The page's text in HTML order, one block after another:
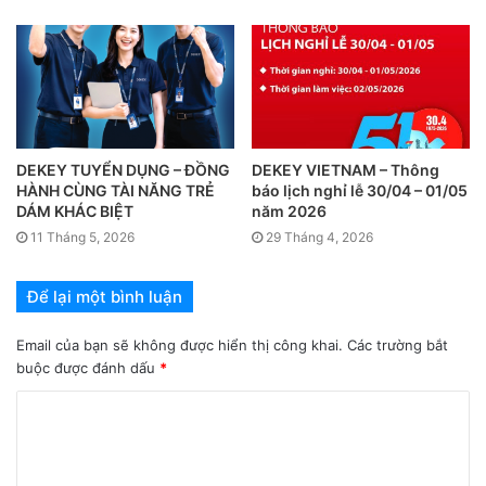
DEKEY TUYỂN DỤNG – ĐỒNG
HÀNH CÙNG TÀI NĂNG TRẺ
DÁM KHÁC BIỆT
11 Tháng 5, 2026
DEKEY VIETNAM – Thông
báo lịch nghỉ lễ 30/04 – 01/05
năm 2026
29 Tháng 4, 2026
Để lại một bình luận
Email của bạn sẽ không được hiển thị công khai. Các trường bắt
buộc được đánh dấu *